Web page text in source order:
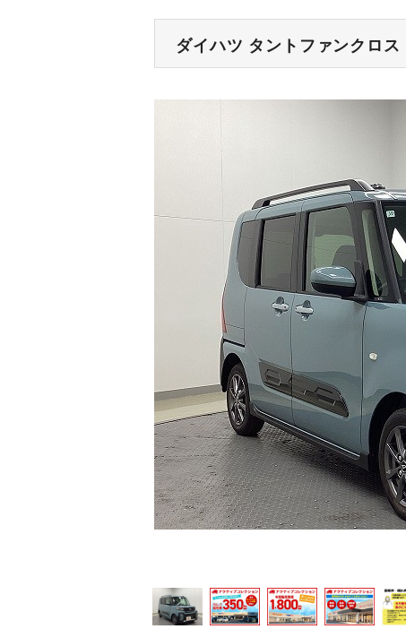
ダイハツ タントファンクロス